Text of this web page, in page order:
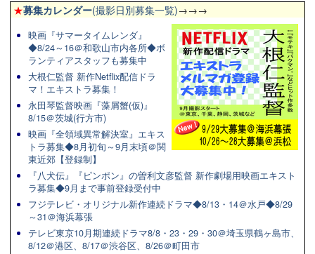
★募集カレンダー(撮影日別募集一覧)→→→
映画『サマータイムレンダ』
◆8/24～16＠和歌山市内各所◆ボ
ランティアスタッフも募集中
大根仁監督 新作Netflix配信ドラ
マ！エキストラ募集！
永田琴監督映画『藻屑蟹(仮)』
8/15＠茨城(行方市)
映画『全領域異常解決室』エキス
トラ募集◆8月初旬～9月末頃＠関
東近郊【登録制】
『八犬伝』『ピンポン』の曽利文彦監督 新作劇場用映画エキスト
ラ募集◆9月まで事前登録受付中
フジテレビ・オリジナル新作連続ドラマ◆8/13・14＠水戸◆8/29
～31＠海浜幕張
テレビ東京10月期連続ドラマ8/8・23・29・30＠埼玉県鶴ヶ島市、
8/12＠港区、8/17＠渋谷区、8/26＠町田市